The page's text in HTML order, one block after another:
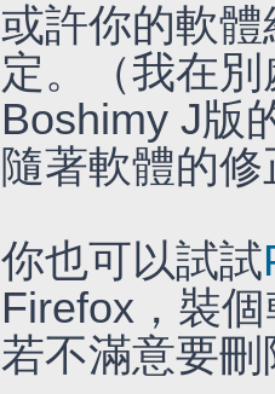
或許你的軟
定。（我在
Boshimy J版
隨著軟體的
你也可以試試
Firefox，裝
若不滿意要